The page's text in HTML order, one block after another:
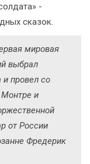
-
сказок.
мировая
выбрал
провел со
Монтре и
от России
Фредерик